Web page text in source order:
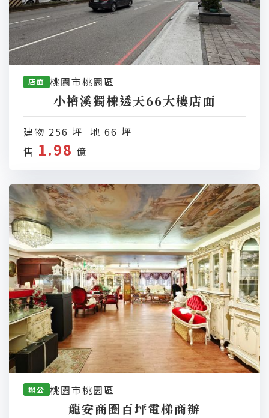
店面 桃園市桃園區
小檜溪獨棟透天66大樓店面
建物 256 坪 地 66 坪
售 1.98 億
辦公 桃園市桃園區
龍安商圈百坪電梯商辦